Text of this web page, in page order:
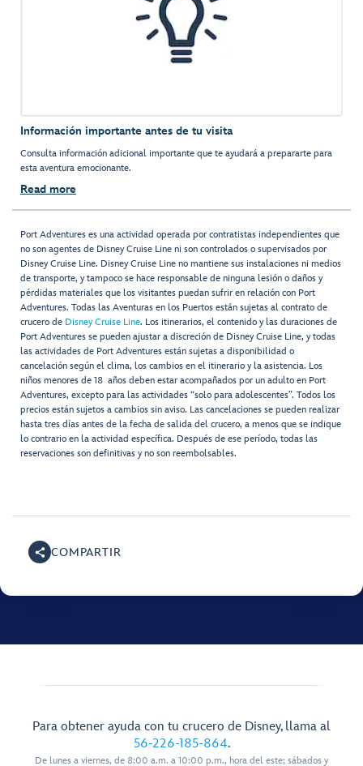
Información importante antes de tu visita
Consulta información adicional importante que te ayudará a prepararte para
esta aventura emocionante.
Read more
Port Adventures es una actividad operada por contratistas independientes que
no son agentes de Disney Cruise Line ni son controlados o supervisados por
Disney Cruise Line. Disney Cruise Line no mantiene sus instalaciones ni medios
de transporte, y tampoco se hace responsable de ninguna lesión o daños y
pérdidas materiales que los visitantes puedan sufrir en relación con Port
Adventures. Todas las Aventuras en los Puertos están sujetas al contrato de
crucero de Disney Cruise Line. Los itinerarios, el contenido y las duraciones de
Port Adventures se pueden ajustar a discreción de Disney Cruise Line, y todas
las actividades de Port Adventures están sujetas a disponibilidad o
cancelación según el clima, los cambios en el itinerario y la asistencia. Los
niños menores de 18 años deben estar acompañados por un adulto en Port
Adventures, excepto para las actividades “solo para adolescentes”. Todos los
precios están sujetos a cambios sin aviso. Las cancelaciones se pueden realizar
hasta tres días antes de la fecha de salida del crucero, a menos que se indique
lo contrario en la actividad específica. Después de ese período, todas las
reservaciones son definitivas y no son reembolsables.
COMPARTIR
Para obtener ayuda con tu crucero de Disney, llama al
56-226-185-864.
De lunes a viernes, de 8:00 a.m. a 10:00 p.m., hora del este; sábados y